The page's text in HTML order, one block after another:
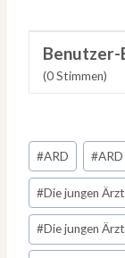
(0Stimmen)
Schlagworte:
#ARD #
#Die jungen
#Die jungen